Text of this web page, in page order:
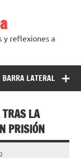
y reflexiones a
BARRA LATERAL
LA
PRISIÓN